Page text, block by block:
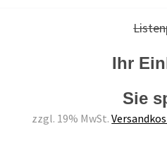
Ihr
Sie
zzgl. 19% MwSt.